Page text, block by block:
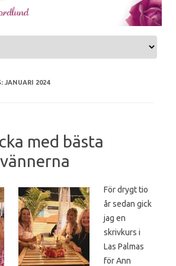
Skip to content
JANUARI 2024
med bästa
För drygt tio
år sedan gick
jag en
skrivkurs i
Las Palmas
för Ann